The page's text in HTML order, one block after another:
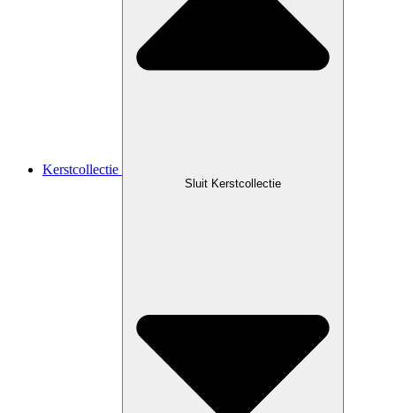
Kerstcollectie
Sluit Kerstcollectie